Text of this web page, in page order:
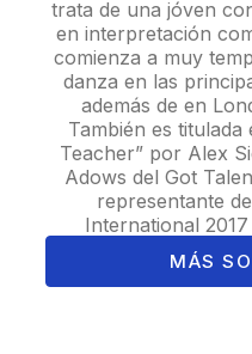
trata de una jóven
en interpretación
comienza a muy
danza en las
además de en
También es
Teacher” por Alex
Adows del Got
representante
International
MÁS